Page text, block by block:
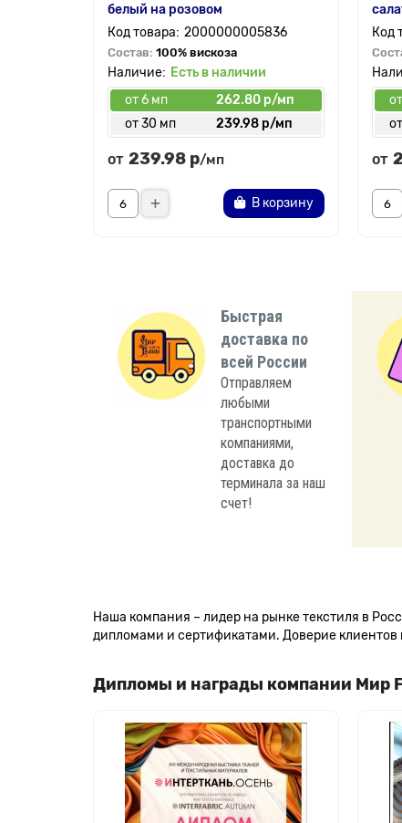
белый на розовом
2000000005836
Состав: 100% вискоза
Есть в наличии
от 6 мп
262.80 р/мп
от 30 мп
239.98 р/мп
от 239.98 р/мп
В корзину
от
Быстрая
доставка по
всей России
Отправляем
любыми
транспортными
компаниями,
доставка до
терминала за наш
счет!
Наша компания – лидер на рынке текстиля в
дипломами и сертификатами. Доверие клиентов
Дипломы и награды компании Мир